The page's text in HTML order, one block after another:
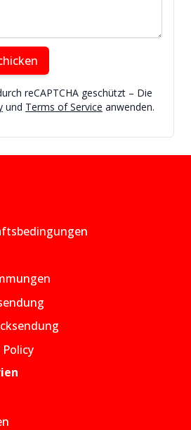
reCAPTCHA geschützt – Die
und Terms of Service anwenden.
Policy